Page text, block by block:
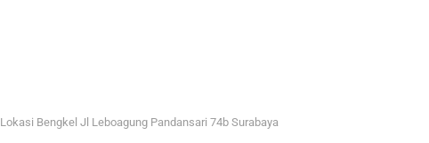
Lokasi Bengkel Jl Leboagung Pandansari 74b Surabaya